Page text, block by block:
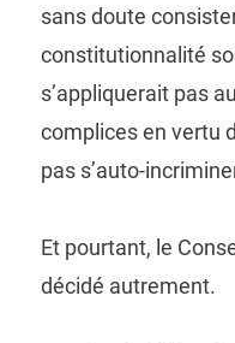
sans doute
constitutionnalité
s’appliquerait pas
complices en vertu
pas s’auto-
Et pourtant, le
décidé autrement.